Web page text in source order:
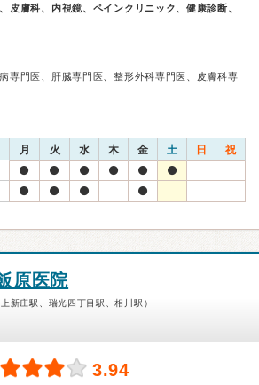
皮膚科、内視鏡、ペインクリニック、健康診断、
専門医、肝臓専門医、整形外科専門医、皮膚科専
月 火 水 木 金 土 日 祝
原医院
新庄駅、瑞光四丁目駅、相川駅）
3.94